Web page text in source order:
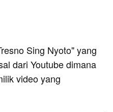
Sing Nyoto" yang
dari Youtube dimana
video yang